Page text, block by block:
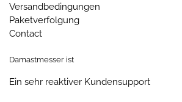
Versandbedingungen
Paketverfolgung
Contact
Damastmesser ist
Ein sehr reaktiver Kundensupport